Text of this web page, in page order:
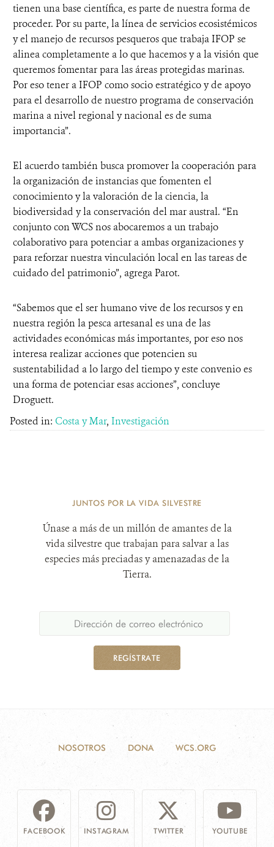
tienen una base científica, es parte de nuestra forma de
proceder. Por su parte, la línea de servicios ecosistémicos
y el manejo de recursos pesqueros que trabaja IFOP se
alinea completamente a lo que hacemos y a la visión que
queremos fomentar para las áreas protegidas marinas.
Por eso tener a IFOP como socio estratégico y de apoyo
para el desarrollo de nuestro programa de conservación
marina a nivel regional y nacional es de suma
importancia”.
El acuerdo también busca promover la cooperación para
la organización de instancias que fomenten el
conocimiento y la valoración de la ciencia, la
biodiversidad y la conservación del mar austral. “En
conjunto con WCS nos abocaremos a un trabajo
colaborativo para potenciar a ambas organizaciones y
para reforzar nuestra vinculación local en las tareas de
cuidado del patrimonio”, agrega Parot.
“Sabemos que el ser humano vive de los recursos y en
nuestra región la pesca artesanal es una de las
actividades económicas más importantes, por eso nos
interesa realizar acciones que potencien su
sustentabilidad a lo largo del tiempo y este convenio es
una forma de potenciar esas acciones”, concluye
Droguett.
Posted in: Costa y Mar, Investigación
JUNTOS POR LA VIDA SILVESTRE
Únase a más de un millón de amantes de la
vida silvestre que trabajan para salvar a las
especies más preciadas y amenazadas de la
Tierra.
REGÍSTRATE
NOSOTROS DONA WCS.ORG
FACEBOOK INSTAGRAM TWITTER YOUTUBE